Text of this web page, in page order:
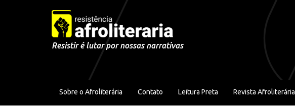
Pular para o conteúdo
Resistir é lutar por nossas narrativas
Sobre o Afroliterária Contato Leitura Preta Revista Afroliterária